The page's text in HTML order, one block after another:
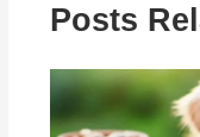
Posts